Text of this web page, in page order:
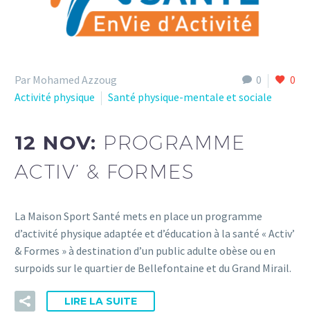
0 0
Par Mohamed Azzoug
Activité physique
Santé physique-mentale et sociale
12 NOV: PROGRAMME
ACTIV’ & FORMES
La Maison Sport Santé mets en place un programme
d’activité physique adaptée et d’éducation à la santé « Activ’
& Formes » à destination d’un public adulte obèse ou en
surpoids sur le quartier de Bellefontaine et du Grand Mirail.
LIRE LA SUITE